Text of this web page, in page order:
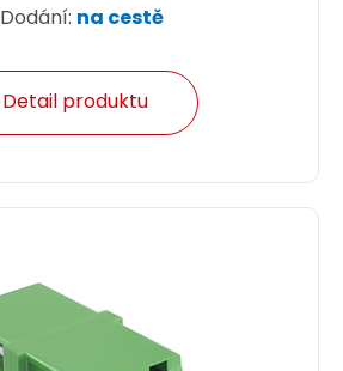
Dodání: na cestě
Detail produktu